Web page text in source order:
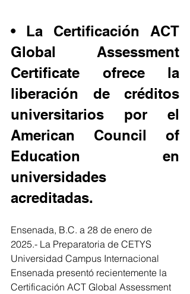
• La Certificación ACT
Global Assessment
Certificate ofrece la
liberación de créditos
universitarios por el
American Council of
Education en
universidades
acreditadas.
Ensenada, B.C. a 28 de enero de
2025.- La Preparatoria de CETYS
Universidad Campus Internacional
Ensenada presentó recientemente la
Certificación ACT Global Assessment